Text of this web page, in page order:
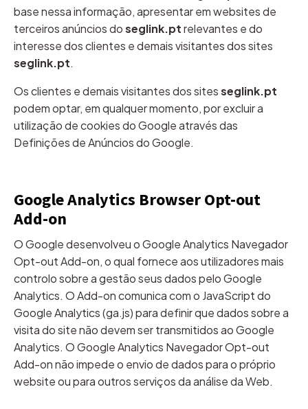
base nessa informação, apresentar em websites de
terceiros anúncios doseglink.ptrelevantes e do
interesse dos clientes e demais visitantes dos sites
seglink.pt.
Os clientes e demais visitantes dos sitesseglink.pt
podem optar, em qualquer momento, por excluir a
utilização de cookies do Google através das
Definições de Anúncios do Google.
Google Analytics Browser Opt-out
Add-on
O Google desenvolveu o Google Analytics Navegador
Opt-out Add-on, o qual fornece aos utilizadores mais
controlo sobre a gestão seus dados pelo Google
Analytics. O Add-on comunica com o JavaScript do
Google Analytics (ga.js) para definir que dados sobre a
visita do site não devem ser transmitidos ao Google
Analytics. O Google Analytics Navegador Opt-out
Add-on não impede o envio de dados para o próprio
website ou para outros serviços da análise da Web.